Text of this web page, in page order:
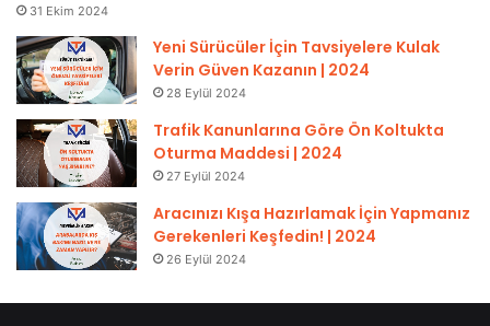
31 Ekim 2024
Yeni Sürücüler İçin Tavsiyelere Kulak
Verin Güven Kazanın | 2024
28 Eylül 2024
Trafik Kanunlarına Göre Ön Koltukta
Oturma Maddesi | 2024
27 Eylül 2024
Aracınızı Kışa Hazırlamak İçin Yapmanız
Gerekenleri Keşfedin! | 2024
26 Eylül 2024